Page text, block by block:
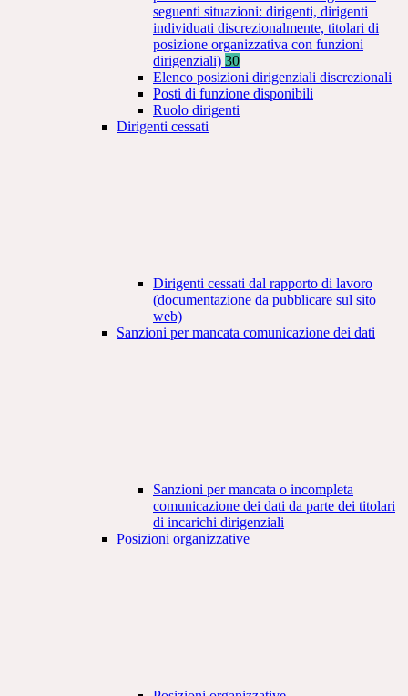
seguenti situazioni: dirigenti, dirigenti
individuati discrezionalmente, titolari di
posizione organizzativa con funzioni
dirigenziali) 30
Elenco posizioni dirigenziali discrezionali
Posti di funzione disponibili
Ruolo dirigenti
Dirigenti cessati
Dirigenti cessati dal rapporto di lavoro
(documentazione da pubblicare sul sito
web)
Sanzioni per mancata comunicazione dei dati
Sanzioni per mancata o incompleta
comunicazione dei dati da parte dei titolari
di incarichi dirigenziali
Posizioni organizzative